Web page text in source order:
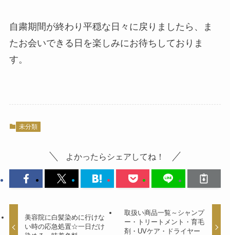
自粛期間が終わり平穏な日々に戻りましたら、ま
たお会いできる日を楽しみにお待ちしておりま
す。
未分類
よかったらシェアしてね！
美容院に白髪染めに行けな
い時の応急処置☆一日だけ
取扱い商品一覧～シャンプ
ー・トリートメント・育毛
剤・UVケア・ドライヤー